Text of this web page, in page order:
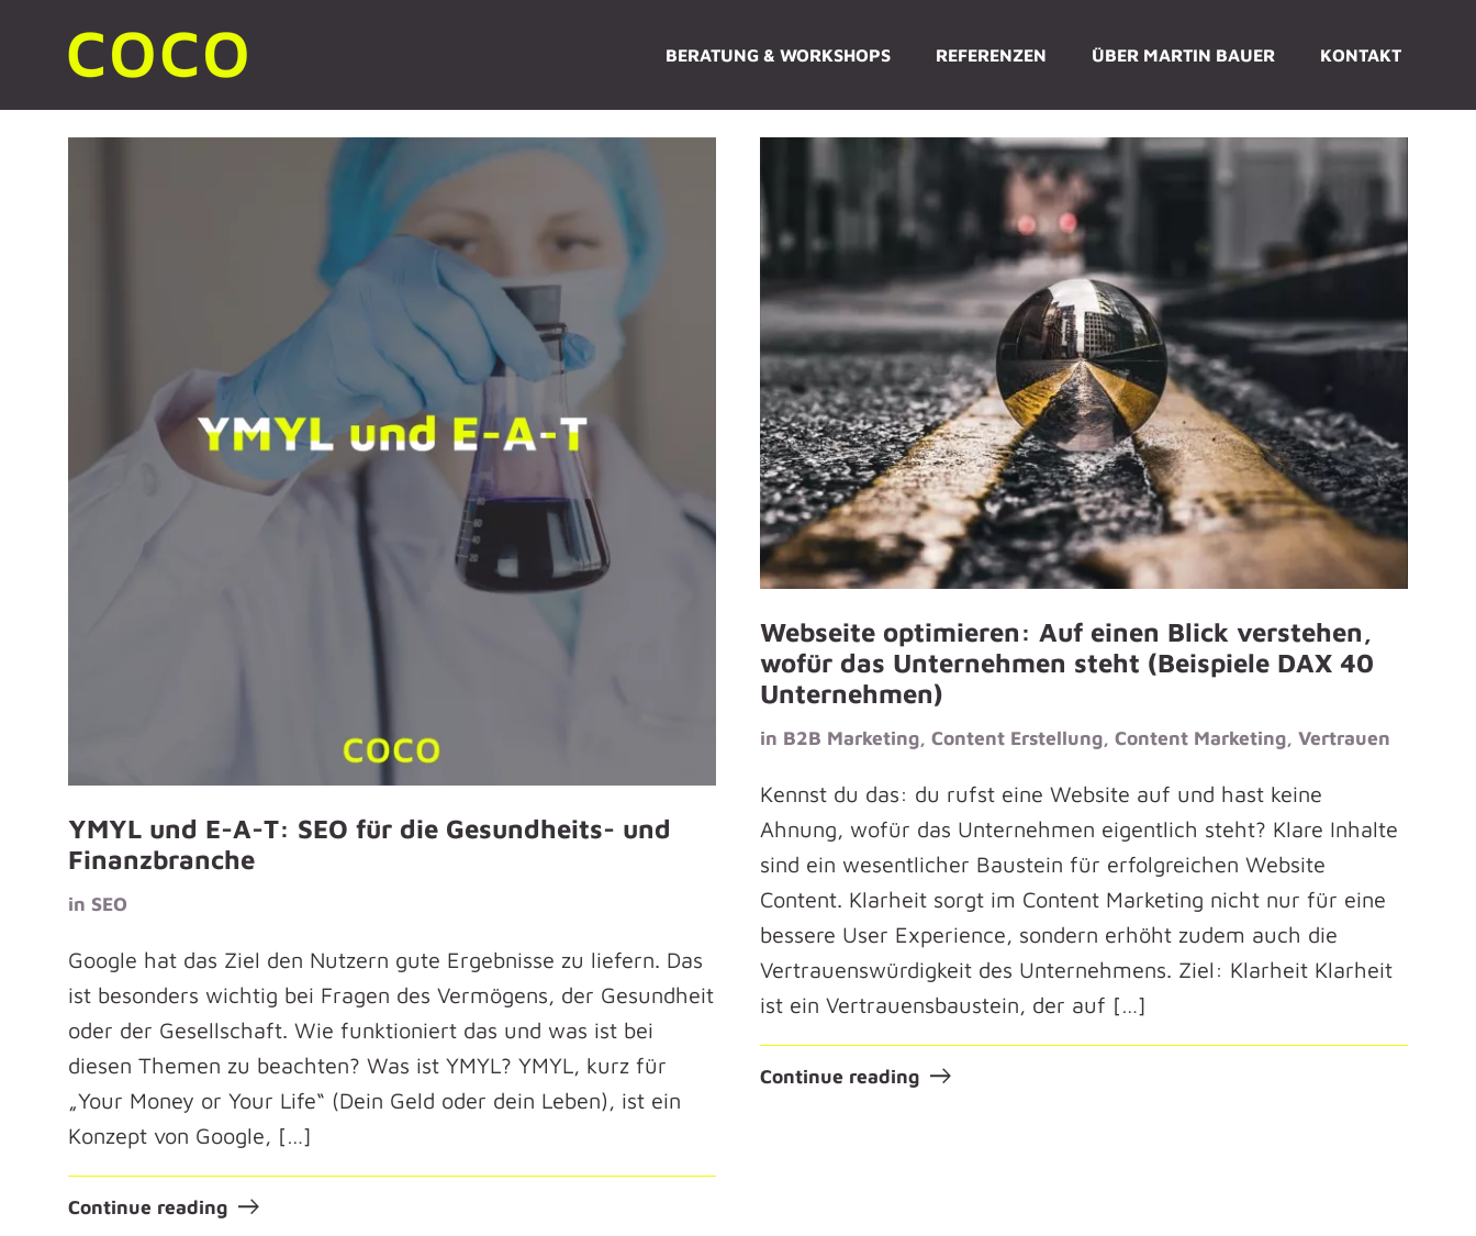
BERATUNG & WORKSHOPS REFERENZEN ÜBER MARTIN BAUER KONTAKT
YMYL und E-A-T: SEO für die Gesundheits- und
Finanzbranche
in SEO
Google hat das Ziel den Nutzern gute Ergebnisse zu liefern. Das
ist besonders wichtig bei Fragen des Vermögens, der Gesundheit
oder der Gesellschaft. Wie funktioniert das und was ist bei
diesen Themen zu beachten? Was ist YMYL? YMYL, kurz für
„Your Money or Your Life“ (Dein Geld oder dein Leben), ist ein
Konzept von Google, […]
Continue reading
Webseite optimieren: Auf einen Blick verstehen,
wofür das Unternehmen steht (Beispiele DAX 40
Unternehmen)
in B2B Marketing, Content Erstellung, Content Marketing, Vertrauen
Kennst du das: du rufst eine Website auf und hast keine
Ahnung, wofür das Unternehmen eigentlich steht? Klare Inhalte
sind ein wesentlicher Baustein für erfolgreichen Website
Content. Klarheit sorgt im Content Marketing nicht nur für eine
bessere User Experience, sondern erhöht zudem auch die
Vertrauenswürdigkeit des Unternehmens. Ziel: Klarheit Klarheit
ist ein Vertrauensbaustein, der auf […]
Continue reading